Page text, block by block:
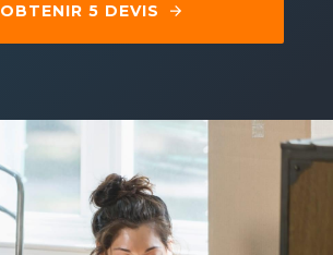
OBTENIR 5 DEVIS